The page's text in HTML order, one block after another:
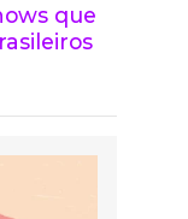
que